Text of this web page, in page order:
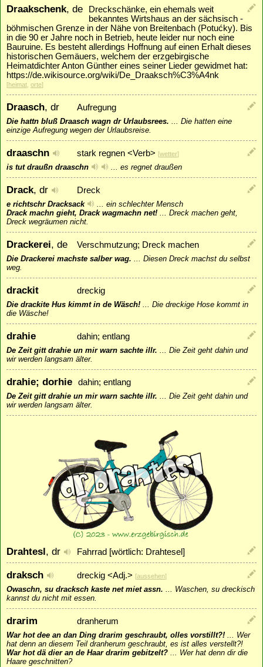
Draakschenk, de
Dreckschänke, ein ehemals weit
bekanntes Wirtshaus an der sächsisch -
böhmischen Grenze in der Nähe von Breitenbach (Potućky). Bis
in die 90 er Jahre noch in Betrieb, heute leider nur noch eine
Bauruine. Es besteht allerdings Hoffnung auf einen Erhalt dieses
historischen Gemäuers, welchem der erzgebirgische
Heimatdichter Anton Günther eines seiner Lieder gewidmet hat:
https://de.wikisource.org/wiki/De_Draaksch%C3%A4nk
[heimat orte]
Draasch, dr Aufregung
Die hattn bluß Draasch wagn dr Urlaubsrees.
Die hatten eine
einzige Aufregung wegen der Urlaubsreise.
draaschn stark regnen <Verb> [wetter]
is tut draußn draaschn es regnet draußen
Drack, dr Dreck
e richtschr Dracksack
ein schlechter Mensch
Drack machn gieht, Drack wagmachn net!
Dreck machen geht,
Dreck wegräumen nicht.
Drackerei, de Verschmutzung; Dreck machen
Die Drackerei machste salber wag.
Diesen Dreck machst du selbst
weg.
drackit dreckig
Die drackite Hus kimmt in de Wäsch!
Die dreckige Hose kommt in
die Wäsche!
drahie dahin; entlang
De Zeit gitt drahie un mir warn sachte illr.
Die Zeit geht dahin und
wir werden langsam älter.
drahie; dorhie dahin; entlang
De Zeit gitt drahie un mir warn sachte illr.
Die Zeit geht dahin und
wir werden langsam älter.
Drahtesl, dr Fahrrad [wörtlich: Drahtesel]
draksch dreckig <Adj.> [aussehen]
Owaschn, su dracksch kaste net miet assn. ... Waschen, su dreckisch
kannst du nicht mit essen.
drarim dranherum
War hot dee an dan Ding drarim geschraubt, olles vorstillt?! ... Wer
hat denn an diesem Teil dranherum geschraubt, es ist alles verstellt?!
War hot dä dier an de Haar drarim gebitzelt? ... Wer hat denn dir die
Haare geschnitten?